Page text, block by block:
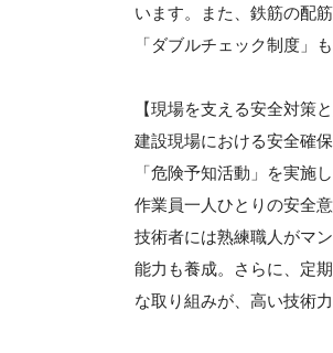
います。また、鉄筋の配
「ダブルチェック制度」
【現場を支える安全対策
建設現場における安全確
「危険予知活動」を実施
作業員一人ひとりの安全
技術者には熟練職人がマ
能力も養成。さらに、定
な取り組みが、高い技術